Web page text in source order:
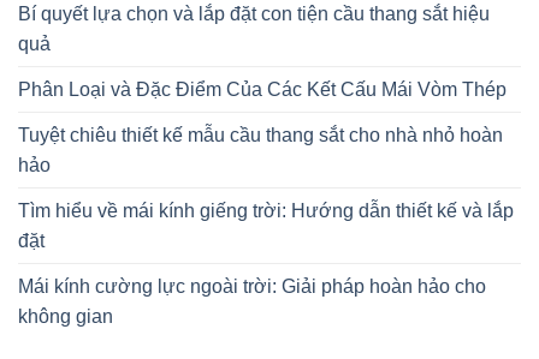
Bí quyết lựa chọn và lắp đặt con tiện cầu thang sắt hiệu
quả
Phân Loại và Đặc Điểm Của Các Kết Cấu Mái Vòm Thép
Tuyệt chiêu thiết kế mẫu cầu thang sắt cho nhà nhỏ hoàn
hảo
Tìm hiểu về mái kính giếng trời: Hướng dẫn thiết kế và lắp
đặt
Mái kính cường lực ngoài trời: Giải pháp hoàn hảo cho
không gian